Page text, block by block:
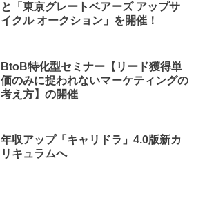
と「東京グレートベアーズ アップサ
イクル オークション」を開催！
BtoB特化型セミナー【リード獲得単
価のみに捉われないマーケティングの
考え方】の開催
年収アップ「キャリドラ」4.0版新カ
リキュラムへ